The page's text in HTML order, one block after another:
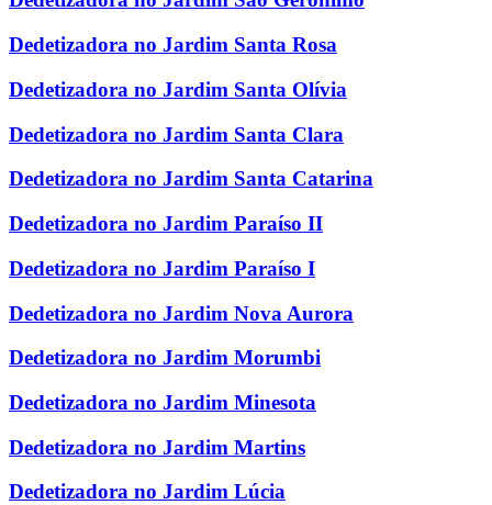
Dedetizadora no Jardim Santa Rosa
Dedetizadora no Jardim Santa Olívia
Dedetizadora no Jardim Santa Clara
Dedetizadora no Jardim Santa Catarina
Dedetizadora no Jardim Paraíso II
Dedetizadora no Jardim Paraíso I
Dedetizadora no Jardim Nova Aurora
Dedetizadora no Jardim Morumbi
Dedetizadora no Jardim Minesota
Dedetizadora no Jardim Martins
Dedetizadora no Jardim Lúcia